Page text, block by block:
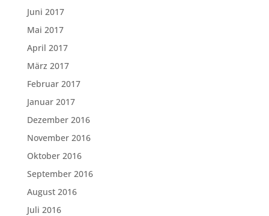
Juni 2017
Mai 2017
April 2017
März 2017
Februar 2017
Januar 2017
Dezember 2016
November 2016
Oktober 2016
September 2016
August 2016
Juli 2016